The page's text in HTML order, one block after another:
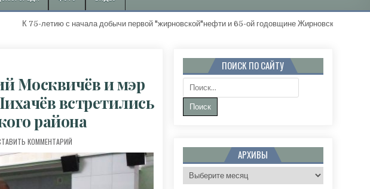
добычи первой "жирновской"нефти и 65-ой годовщине Жирновского района.
Москвичёв и мэр
встретились
района
КОММЕНТАРИЙК ДЕПУТАТ ГОСДУМЫ РФ ЕВГЕНИЙ МОСКВИЧЁВ И МЭР ГОРОДА ВОЛГОГРАДА ВИТАЛИЙ ЛИХАЧЁВ
ПОИСК ПО САЙТУ
Поиск:
АРХИВЫ
Архивы